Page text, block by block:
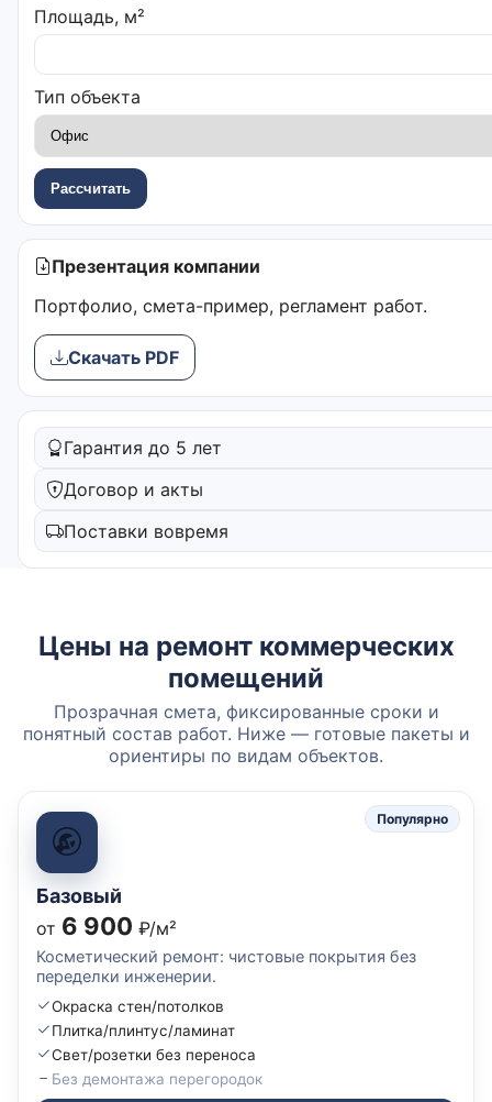
Площадь, м²
Тип объекта
Рассчитать
Презентация компании
Портфолио, смета-пример, регламент работ.
Скачать PDF
Гарантия до 5 лет
Договор и акты
Поставки вовремя
Цены на ремонт коммерческих
помещений
Прозрачная смета, фиксированные сроки и
понятный состав работ. Ниже — готовые пакеты и
ориентиры по видам объектов.
Популярно
Базовый
от 6 900 ₽/м²
Косметический ремонт: чистовые покрытия без
переделки инженерии.
Окраска стен/потолков
Плитка/плинтус/ламинат
Свет/розетки без переноса
Без демонтажа перегородок